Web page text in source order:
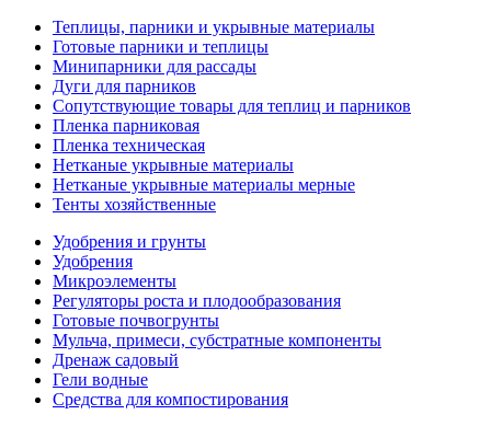
Теплицы, парники и укрывные материалы
Готовые парники и теплицы
Минипарники для рассады
Дуги для парников
Сопутствующие товары для теплиц и парников
Пленка парниковая
Пленка техническая
Нетканые укрывные материалы
Нетканые укрывные материалы мерные
Тенты хозяйственные
Удобрения и грунты
Удобрения
Микроэлементы
Регуляторы роста и плодообразования
Готовые почвогрунты
Мульча, примеси, субстратные компоненты
Дренаж садовый
Гели водные
Средства для компостирования